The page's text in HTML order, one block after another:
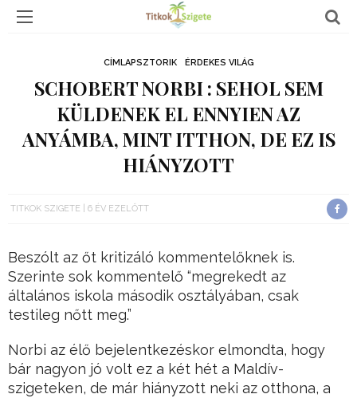
CÍMLAPSZTORIK ÉRDEKES VILÁG
SCHOBERT NORBI : SEHOL SEM
KÜLDENEK EL ENNYIEN AZ
ANYÁMBA, MINT ITTHON, DE EZ IS
HIÁNYZOTT
TITKOK SZIGETE 6 ÉV EZELŐTT
Beszólt az őt kritizáló kommentelőknek is.
Szerinte sok kommentelő “megrekedt az
általános iskola második osztályában, csak
testileg nőtt meg.”
Norbi az élő bejelentkezéskor elmondta, hogy
bár nagyon jó volt ez a két hét a Maldív-
szigeteken, de már hiányzott neki az otthona, a